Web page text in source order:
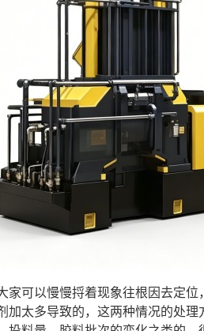
家可以慢慢捋着现象往根因去定
加太多导致的，这两种情况的处